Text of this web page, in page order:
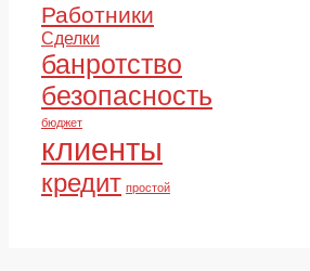
Работники
Сделки
банротство
безопасность
бюджет
клиенты
кредит простой